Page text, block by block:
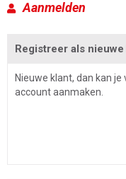
Aanmelden
Registreer als
Nieuwe klant, dan kan
account aanmaken.